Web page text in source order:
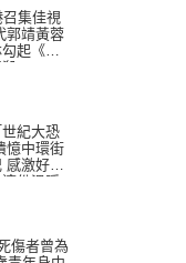
集佳視
起《神
紀大恐
憶中環街
感激好心
份溫暖
叮
傷者曾為